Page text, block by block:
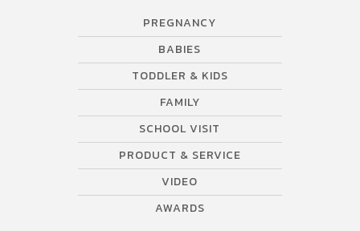
PREGNANCY
BABIES
TODDLER & KIDS
FAMILY
SCHOOL VISIT
PRODUCT & SERVICE
VIDEO
AWARDS